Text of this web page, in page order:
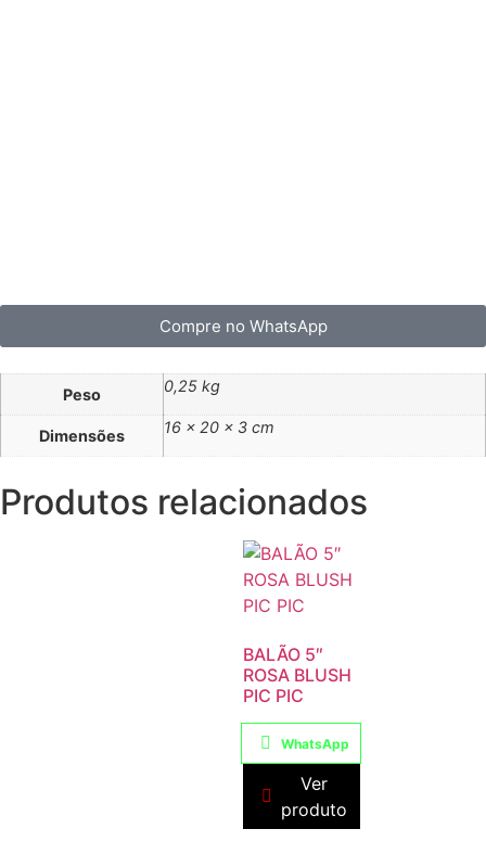
Compre no WhatsApp
Peso 0,25 kg
Dimensões 16 × 20 × 3 cm
Produtos relacionados
BALÃO 5″
ROSA BLUSH
PIC PIC
WhatsApp
Ver
produto